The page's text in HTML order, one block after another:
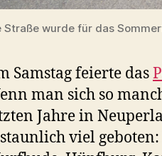
Straße wurde für das
Samstag feierte das
man sich so
Jahre in
viel